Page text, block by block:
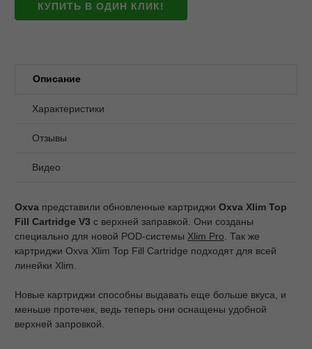
КУПИТЬ В ОДИН КЛИК!
Описание
Характеристики
Отзывы
Видео
Oxva представили обновленные картриджи Oxva Xlim Top
Fill Cartridge V3 с верхней заправкой. Они созданы
специально для новой POD-системы Xlim Pro . Так же
картриджи Oxva Xlim Top Fill Cartridge подходят для всей
линейки Xlim.
Новые картриджи способны выдавать еще больше вкуса, и
меньше протечек, ведь теперь они оснащены удобной
верхней запровкой.